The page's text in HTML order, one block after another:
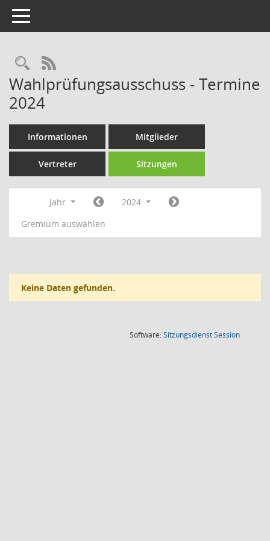
Toggle navigation
Rechercheauswahl
RSS-Feed
Wahlprüfungsausschuss - Termine
2024
Informationen Mitglieder
Vertreter Sitzungen
Jahr
2024
Gremium auswählen
Keine Daten gefunden.
Software:SitzungsdienstSession(Wird in